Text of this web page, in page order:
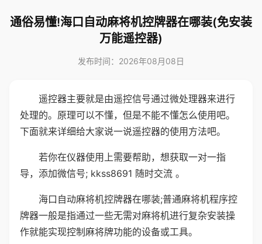
通俗易懂!海口自动麻将机控牌器在哪装(免安装
万能遥控器)
发布时间：2026年08月08日
遥控器主要就是由遥控信号通过微处理器来进行
处理的。原理可以不懂，但是不能不懂怎么使用吧。
下面就来详细给大家说一说遥控器的使用方法吧。
若你在仪器使用上需要帮助，想获取一对一指
导，添加微信号; kkss8691 随时交流 。
海口自动麻将机控牌器在哪装;普通麻将机程序控
牌器一般是指通过一些无需对麻将机进行复杂安装操
作就能实现控制麻将牌功能的设备或工具。